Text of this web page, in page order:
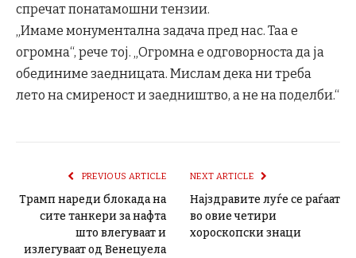
спречат понатамошни тензии.
„Имаме монументална задача пред нас. Таа е
огромна“, рече тој. „Огромна е одговорноста да ја
обединиме заедницата. Мислам дека ни треба
лето на смиреност и заедништво, а не на поделби.“
PREVIOUS ARTICLE
Трамп нареди блокада на
сите танкери за нафта
што влегуваат и
излегуваат од Венецуела
NEXT ARTICLE
Најздравите луѓе се раѓаат
во овие четири
хороскопски знаци